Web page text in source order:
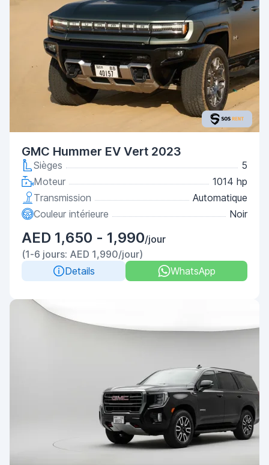
GMC Hummer EV Vert 2023
Sièges
5
Moteur
1014 hp
Transmission
Automatique
Couleur intérieure
Noir
AED 1,650 - 1,990/jour
(1-6 jours: AED 1,990/jour)
Details
WhatsApp